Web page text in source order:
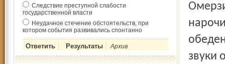
Следствие преступной слабости
государственной власти
Неудачное стечение обстоятельств, при
котором события развивались спонтанно
Архив
звуки